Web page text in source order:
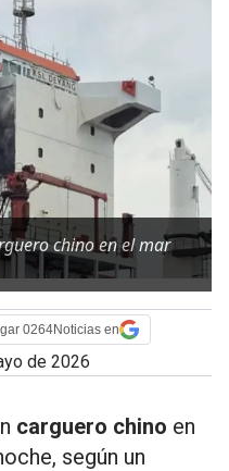
chino en el mar
0264Noticias en
de 2026
carguero chino en
según un